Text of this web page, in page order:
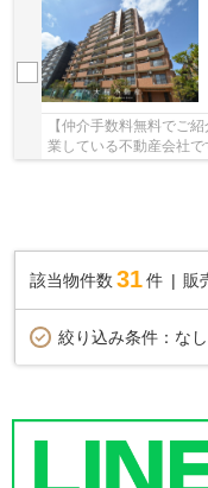
【仲介手数料無料でご
業している不動産会社
該当物件数 31件 販
絞り込み条件： なし